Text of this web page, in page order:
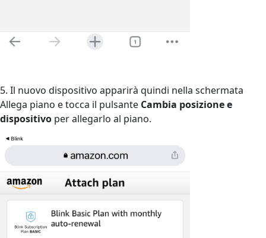
5. Il nuovo dispositivo apparirà quindi nella schermata
Allega piano e tocca il pulsante Cambia posizione e
dispositivo per allegarlo al piano.